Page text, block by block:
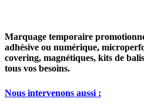
Marquage temporaire
adhésive ou numérique,
covering, magnétiques, kits de
tous vos besoins.
Nous intervenons aussi :